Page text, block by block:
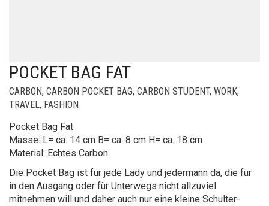
POCKET BAG FAT
CARBON, CARBON POCKET BAG, CARBON STUDENT, WORK,
TRAVEL, FASHION
Pocket Bag Fat
Masse: L= ca. 14 cm B= ca. 8 cm H= ca. 18 cm
Material: Echtes Carbon
Die Pocket Bag ist für jede Lady und jedermann da, die für
in den Ausgang oder für Unterwegs nicht allzuviel
mitnehmen will und daher auch nur eine kleine Schulter-